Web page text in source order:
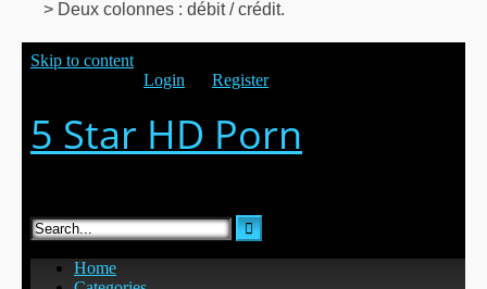
> Deux colonnes : débit / crédit.